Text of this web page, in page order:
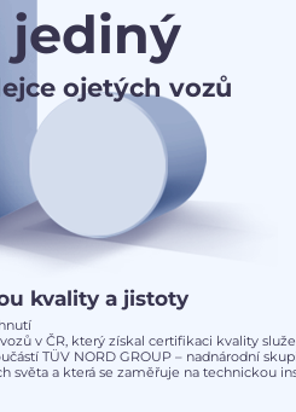
jediný
ojetých vozů
kvality a jistoty
v ČR, který získal certifikaci kvality
TÜV NORD GROUP – nadnárodní
světa a která se zaměřuje na technickou